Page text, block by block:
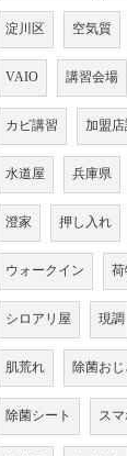
淀川区 空気質
VAIO 講習会場
カビ講習 加盟店
水道屋 兵庫県
澄家 押し入れ
ウォークイン 荷
シロアリ屋 現調
肌荒れ 除菌おじ
除菌シート ス